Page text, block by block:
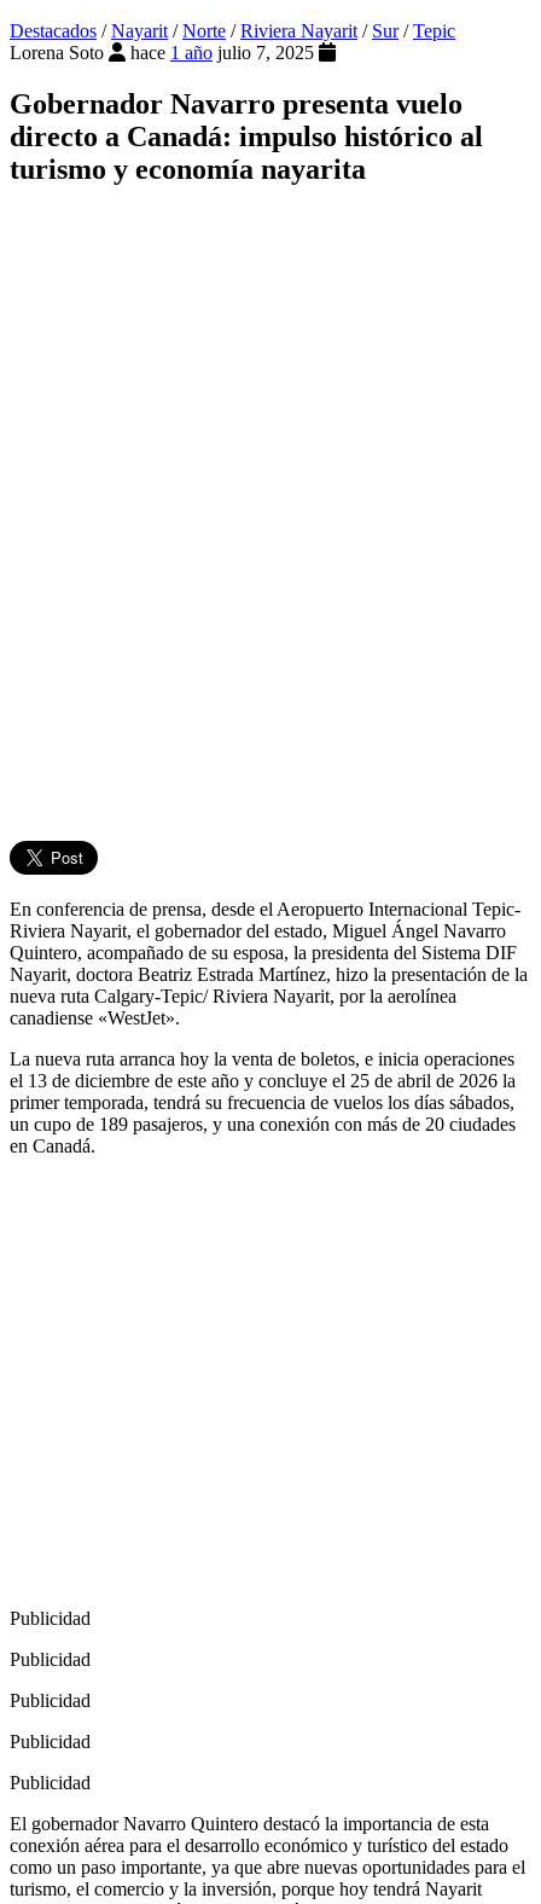
Destacados /Nayarit/Norte /Riviera Nayarit/ Sur/Tepic
Lorena Soto
hace 1 año julio 7, 2025
Gobernador Navarro presenta vuelo
directo a Canadá: impulso histórico al
turismo y economía nayarita
En conferencia de prensa, desde el Aeropuerto Internacional Tepic-
Riviera Nayarit, el gobernador del estado, Miguel Ángel Navarro
Quintero, acompañado de su esposa, la presidenta del Sistema DIF
Nayarit, doctora Beatriz Estrada Martínez, hizo la presentación de la
nueva ruta Calgary-Tepic/ Riviera Nayarit, por la aerolínea
canadiense «WestJet».
La nueva ruta arranca hoy la venta de boletos, e inicia operaciones
el 13 de diciembre de este año y concluye el 25 de abril de 2026 la
primer temporada, tendrá su frecuencia de vuelos los días sábados,
un cupo de 189 pasajeros, y una conexión con más de 20 ciudades
en Canadá.
Publicidad
Publicidad
Publicidad
Publicidad
Publicidad
El gobernador Navarro Quintero destacó la importancia de esta
conexión aérea para el desarrollo económico y turístico del estado
como un paso importante, ya que abre nuevas oportunidades para el
turismo, el comercio y la inversión, porque hoy tendrá Nayarit